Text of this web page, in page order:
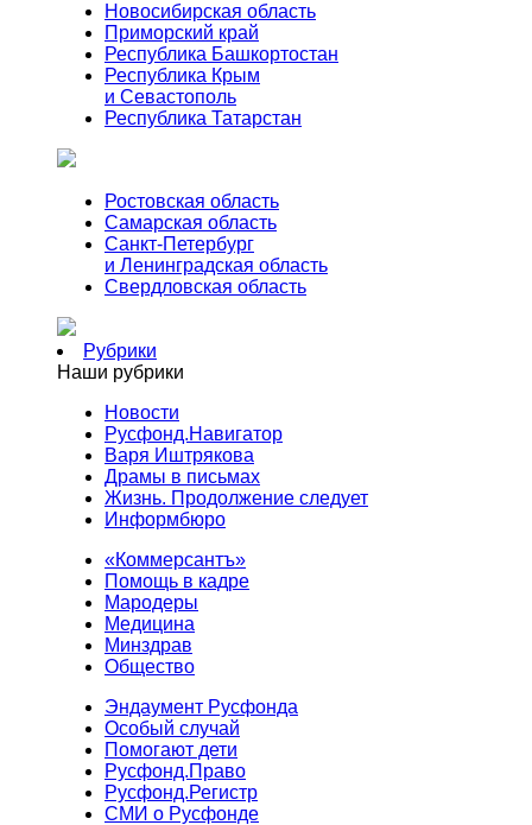
Новосибирская область
Приморский край
Республика Башкортостан
Республика Крым
и Севастополь
Республика Татарстан
Ростовская область
Самарская область
Санкт-Петербург
и Ленинградская область
Свердловская область
Рубрики
Наши рубрики
Новости
Русфонд.Навигатор
Варя Иштрякова
Драмы в письмах
Жизнь. Продолжение следует
Информбюро
«Коммерсантъ»
Помощь в кадре
Мародеры
Медицина
Минздрав
Общество
Эндаумент Русфонда
Особый случай
Помогают дети
Русфонд.Право
Русфонд.Регистр
СМИ о Русфонде